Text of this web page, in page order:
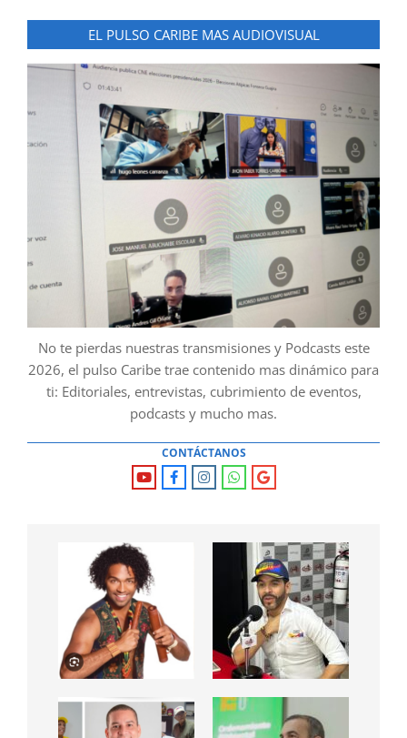
EL PULSO CARIBE MAS AUDIOVISUAL
No te pierdas nuestras transmisiones y Podcasts este
2026, el pulso Caribe trae contenido mas dinámico para
ti: Editoriales, entrevistas, cubrimiento de eventos,
podcasts y mucho mas.
CONTÁCTANOS